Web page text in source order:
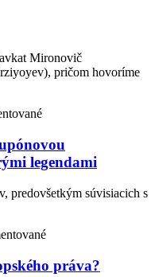
Mironovič
pričom hovoríme
legendami
predovšetkým súvisiacich s
práva?